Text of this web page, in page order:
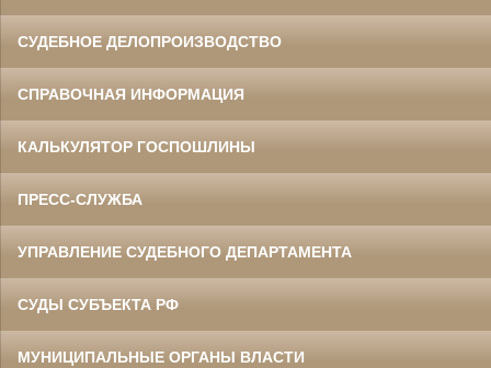
СУДЕБНОЕ ДЕЛОПРОИЗВОДСТВО
СПРАВОЧНАЯ ИНФОРМАЦИЯ
КАЛЬКУЛЯТОР ГОСПОШЛИНЫ
ПРЕСС-СЛУЖБА
УПРАВЛЕНИЕ СУДЕБНОГО ДЕПАРТАМЕНТА
СУДЫ СУБЪЕКТА РФ
МУНИЦИПАЛЬНЫЕ ОРГАНЫ ВЛАСТИ